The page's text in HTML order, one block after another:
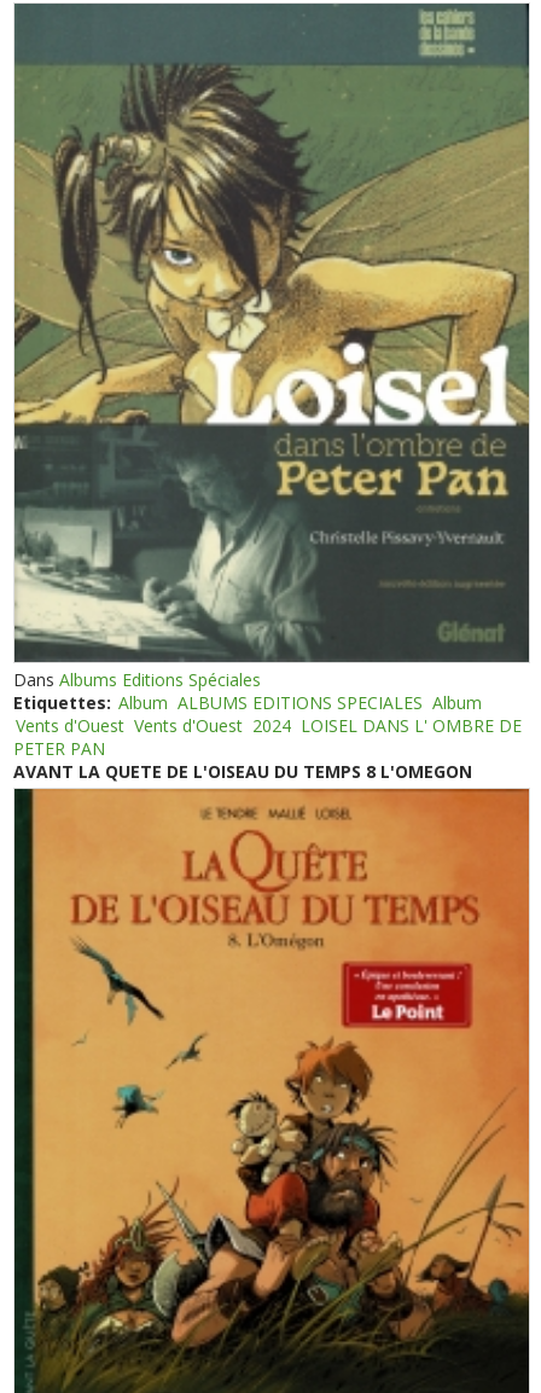
DansAlbums Editions Spéciales
Etiquettes: Album ALBUMS EDITIONS SPECIALES Album
Vents d'Ouest Vents d'Ouest 2024 LOISEL DANS L' OMBRE DE
PETER PAN
AVANT LA QUETE DE L'OISEAU DU TEMPS 8 L'OMEGON